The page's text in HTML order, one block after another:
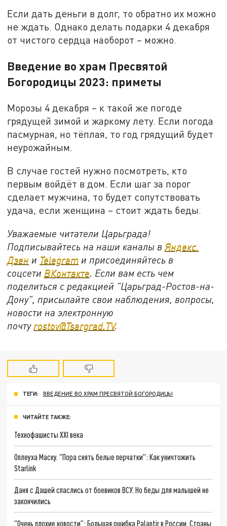
Если дать деньги в долг, то обратно их можно
не ждать. Однако делать подарки 4 декабря
от чистого сердца наоборот – можно.
Введение во храм Пресвятой
Богородицы 2023: приметы
Морозы 4 декабря – к такой же погоде
грядущей зимой и жаркому лету. Если погода
пасмурная, но тёплая, то год грядущий будет
неурожайным.
В случае гостей нужно посмотреть, кто
первым войдёт в дом. Если шаг за порог
сделает мужчина, то будет сопутствовать
удача, если женщина – стоит ждать беды.
Уважаемые читатели Царьграда!
Подписывайтесь на наши каналы вЯндекс.
Дзен и Telegram и присоединяйтесь в
соцсети ВКонтакте. Если вам есть чем
поделиться с редакцией "Царьград-Ростов-на-
Дону", присылайте свои наблюдения, вопросы,
новости на электронную
почту rostov@Tsargrad.ТV.
ТЕГИ: ВВЕДЕНИЕ ВО ХРАМ ПРЕСВЯТОЙ БОГОРОДИЦЫ
ЧИТАЙТЕ ТАКЖЕ:
Технофашисты XXI века
Оплеуха Маску. "Пора снять белые перчатки": Как уничтожить
Starlink
Даня с Дашей спаслись от боевиков ВСУ. Но беды для малышей не
закончились
"Очень плохие новости": Большая ошибка Palantir в России. Страны